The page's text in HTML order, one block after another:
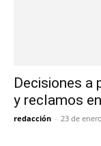
Decisiones a
y reclamos
redacción - 23 de